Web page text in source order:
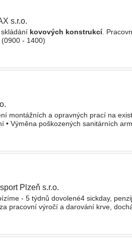
s.r.o.
kovových konstrukcí.
- 1400)
montážních a opravných prací na
• Výměna poškozených sanitárních
Plzeň s.r.o.
- 5 týdnů dovolené4 sickday,
pracovní výročí a darování krve,